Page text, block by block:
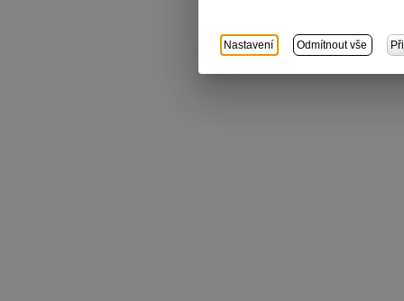
Nastavení Odmítnout vše